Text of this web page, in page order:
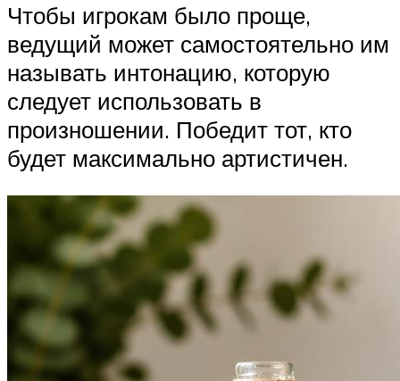
Чтобы игрокам было проще,
ведущий может самостоятельно им
называть интонацию, которую
следует использовать в
произношении. Победит тот, кто
будет максимально артистичен.